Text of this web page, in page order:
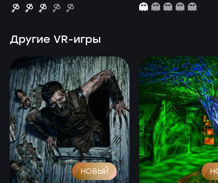
Другие VR-игры
НОВЫЙ